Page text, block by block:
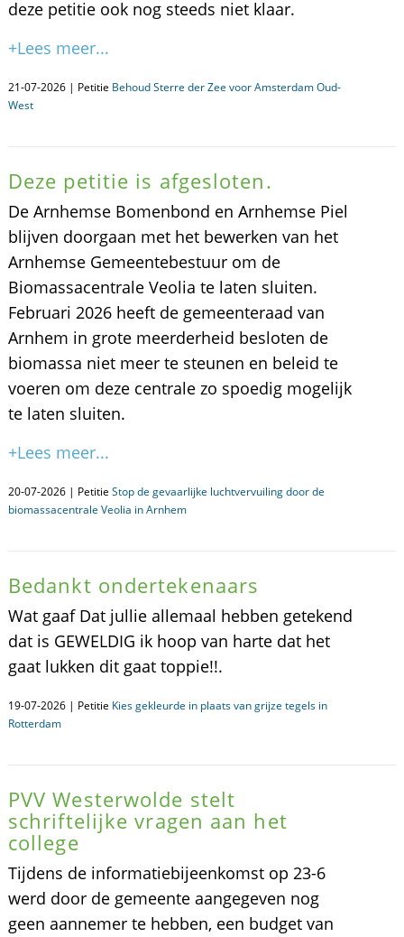
deze petitie ook nog steeds niet klaar.
+Lees meer...
21-07-2026 | Petitie Behoud Sterre der Zee voor Amsterdam Oud-
West
Deze petitie is afgesloten.
De Arnhemse Bomenbond en Arnhemse Piel
blijven doorgaan met het bewerken van het
Arnhemse Gemeentebestuur om de
Biomassacentrale Veolia te laten sluiten.
Februari 2026 heeft de gemeenteraad van
Arnhem in grote meerderheid besloten de
biomassa niet meer te steunen en beleid te
voeren om deze centrale zo spoedig mogelijk
te laten sluiten.
+Lees meer...
20-07-2026 | Petitie Stop de gevaarlijke luchtvervuiling door de
biomassacentrale Veolia in Arnhem
Bedankt ondertekenaars
Wat gaaf Dat jullie allemaal hebben getekend
dat is GEWELDIG ik hoop van harte dat het
gaat lukken dit gaat toppie!!.
19-07-2026 | Petitie Kies gekleurde in plaats van grijze tegels in
Rotterdam
PVV Westerwolde stelt
schriftelijke vragen aan het
college
Tijdens de informatiebijeenkomst op 23-6
werd door de gemeente aangegeven nog
geen aannemer te hebben, een budget van